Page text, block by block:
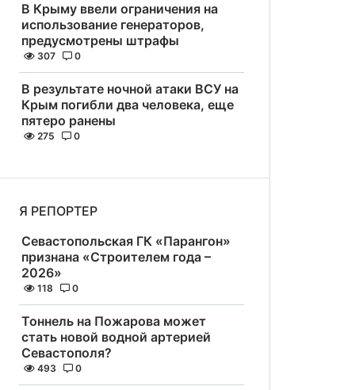
В Крыму ввели ограничения на
использование генераторов,
предусмотрены штрафы
307 0
В результате ночной атаки ВСУ на
Крым погибли два человека, еще
пятеро ранены
275 0
Я РЕПОРТЕР
Севастопольская ГК «Парангон»
признана «Строителем года –
2026»
118 0
Тоннель на Пожарова может
стать новой водной артерией
Севастополя?
493 0